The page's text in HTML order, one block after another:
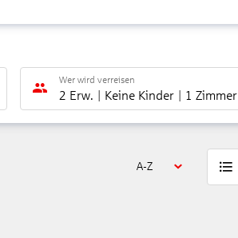
Wer wird verreisen
2 Erw. Keine Kinder 1 Zimmer
A-Z